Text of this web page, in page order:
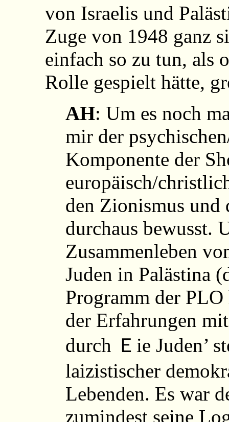
von Israelis und
Zuge von 1948 ganz
einfach so zu tun, als
Rolle gespielt hätte,
AH: Um es noch
mir der
Komponente der
europäisch/
den Zionismus und
durchaus bewusst.
Zusammenleben
Juden in Palästina
Programm der
der Erfahrungen
durch Ｅie Juden’
laizistischer
Lebenden. Es war
zumindest seine